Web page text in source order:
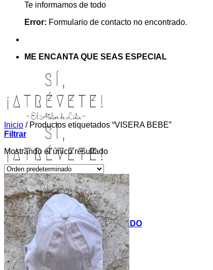
Te informamos de todo
Error: Formulario de contacto no encontrado.
ME ENCANTA QUE SEAS ESPECIAL
INICIO
TIENDA
MIS COSITAS POR EL MUNDO
EL COMIENZO
BLOG
PAGOS
CONTACTO
Inicio /Productos etiquetados “VISERA BEBE”
Filtrar
Mostrando el único resultado